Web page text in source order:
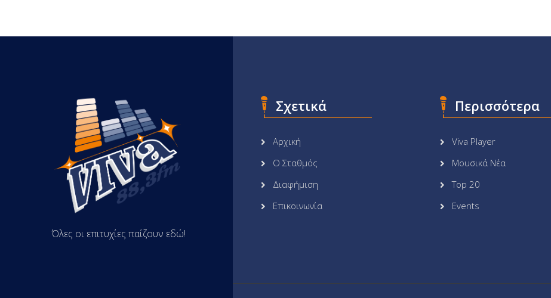
Όλες οι επιτυχίες παίζουν εδώ!
Σχετικά
Αρχική
Ο Σταθμός
Διαφήμιση
Επικοινωνία
Περισσότερα
Viva Player
Μουσικά Νέα
Top 20
Events